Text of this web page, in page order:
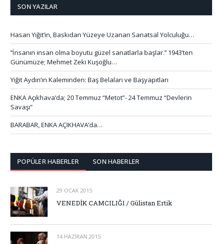
SON YAZILAR
Hasan Yiğit’in, Baskıdan Yüzeye Uzanan Sanatsal Yolculuğu…
‘’İnsanın insan olma boyutu güzel sanatlarla başlar.’’ 1943’ten
Günümüze; Mehmet Zeki Kuşoğlu…
Yiğit Aydın’ın Kaleminden: Baş Belaları ve Başyapıtları
ENKA Açıkhava’da; 20 Temmuz “Metot”- 24 Temmuz “Devlerin
Savaşı”
BARABAR, ENKA AÇIKHAVA’da…
POPÜLER HABERLER SON HABERLER
29 OCAK 2015
VENEDİK CAMCILIĞI / Gülistan Ertik
14 HAZIRAN 2015